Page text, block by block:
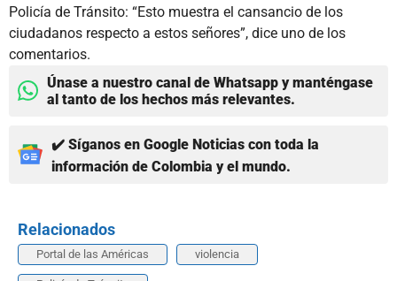
Policía de Tránsito: “Esto muestra el cansancio de los
ciudadanos respecto a estos señores”, dice uno de los
comentarios.
Únase a nuestro canal de Whatsapp y manténgase
al tanto de los hechos más relevantes.
✔️ Síganos en Google Noticias con toda la
información de Colombia y el mundo.
Relacionados
Portal de las Américas violencia